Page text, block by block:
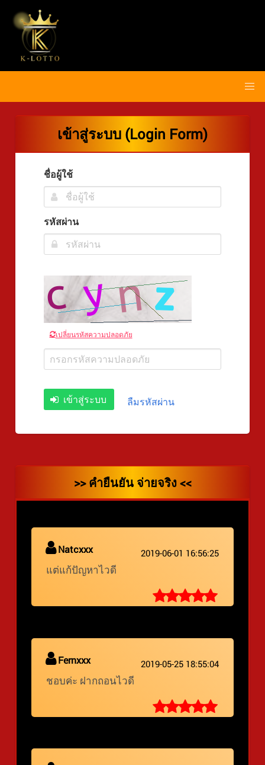
เข้าสู่ระบบ (Login Form)
ชื่อผู้ใช้
รหัสผ่าน
เปลี่ยนรหัสความปลอดภัย
เข้าสู่ระบบ ลืมรหัสผ่าน
>> คำยืนยัน จ่ายจริง <<
Natcxxx 2019-06-01 16:56:25
แต่แก้ปัญหาไวดี
Fernxxx 2019-05-25 18:55:04
ชอบค่ะ ฝากถอนไวดี